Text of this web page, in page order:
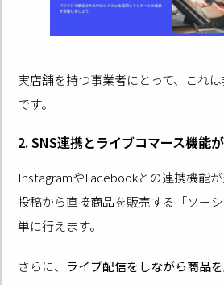
実店舗を持つ事業者にとって、これ
です。
2. SNS連携とライブコマース機能
InstagramやFacebookとの連携機能
投稿から直接商品を販売する「ソー
単に行えます。
さらに、 ライブ配信をしながら商品